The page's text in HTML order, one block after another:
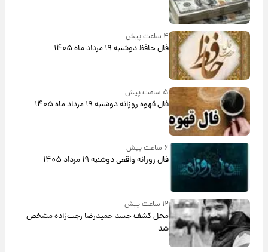
۴ ساعت پیش
فال حافظ دوشنبه ۱۹ مرداد ماه ۱۴۰۵
۵ ساعت پیش
فال قهوه روزانه دوشنبه ۱۹ مرداد ماه ۱۴۰۵
فال روزانه واقعی دوشنبه ۱۹ مرداد ۱۴۰۵
۱۲ ساعت پیش
محل کشف جسد حمیدرضا رجب‌زاده مشخص
شد